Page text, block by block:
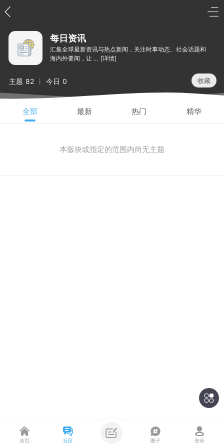
每日资讯
汇集全球最新资讯与热点新闻，关注时事动态、社会话题和
海内外要闻，让 ... [详情]
主题 82 今日 0 收藏
全部 最新 热门 精华
本版块或指定的范围内尚无主题
首页 社区 圈子 登录